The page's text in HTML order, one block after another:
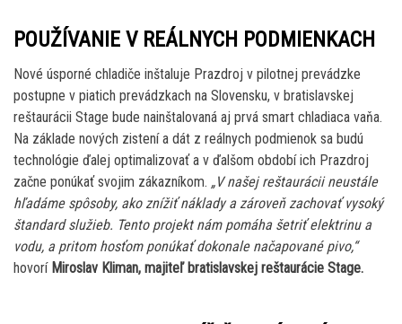
POUŽÍVANIE V REÁLNYCH PODMIENKACH
Nové úsporné chladiče inštaluje Prazdroj v pilotnej prevádzke
postupne v piatich prevádzkach na Slovensku, v bratislavskej
reštaurácii Stage bude nainštalovaná aj prvá smart chladiaca vaňa.
Na základe nových zistení a dát z reálnych podmienok sa budú
technológie ďalej optimalizovať a v ďalšom období ich Prazdroj
začne ponúkať svojim zákazníkom. „V našej reštaurácii neustále
hľadáme spôsoby, ako znížiť náklady a zároveň zachovať vysoký
štandard služieb. Tento projekt nám pomáha šetriť elektrinu a
vodu, a pritom hosťom ponúkať dokonale načapované pivo,“
hovorí Miroslav Kliman, majiteľ bratislavskej reštaurácie Stage.